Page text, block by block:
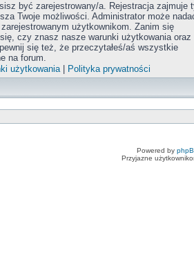
być zarejestrowany/a. Rejestracja zajmuje
Twoje możliwości. Administrator może
użytkownikom. Zanim się
czy znasz nasze warunki użytkowania oraz
się też, że przeczytałeś/aś wszystkie
na forum.
użytkowania| Polityka prywatności
Powered by
Przyjazne